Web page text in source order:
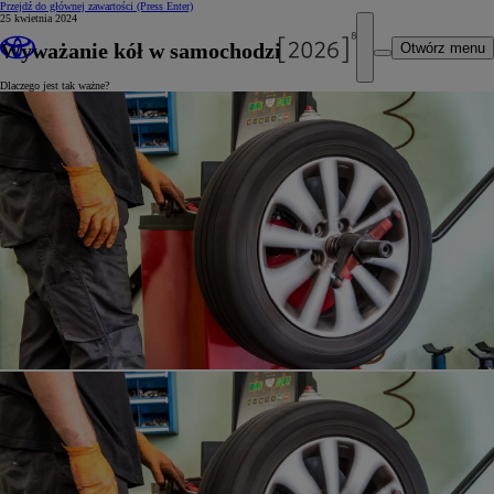
Przejdź do głównej zawartości (Press Enter)
Otwórz menu
25 kwietnia 2024
Wyważanie kół w samochodzie
Dlaczego jest tak ważne?